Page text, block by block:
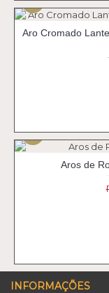
Aro Cromado
Aros de
INFORMAÇÕES